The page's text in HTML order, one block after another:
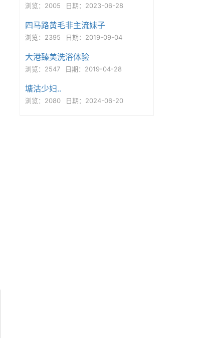
浏览：2005 日期：2023-06-28
四马路黄毛非主流妹子
浏览：2395 日期：2019-09-04
大港臻美洗浴体验
浏览：2547 日期：2019-04-28
塘沽少妇..
浏览：2080 日期：2024-06-20